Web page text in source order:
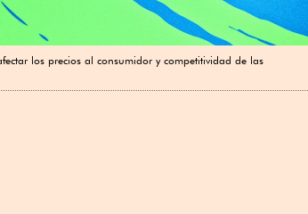
los precios al consumidor y competitividad de las